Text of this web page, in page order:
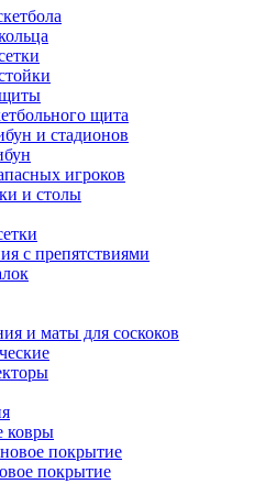
щиты
щита
и стадионов
игроков
и столы
с препятствиями
и маты для соскоков
ковры
покрытие
покрытие